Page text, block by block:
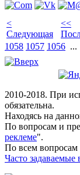
<
Следующая
<<
1058 1057 1056 ...
2010-2018. При
обязательна.
Находясь на
По вопросам и
реклеме".
По всем
Часто